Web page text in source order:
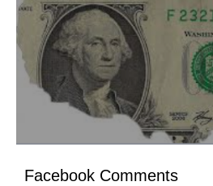
Facebook Comments